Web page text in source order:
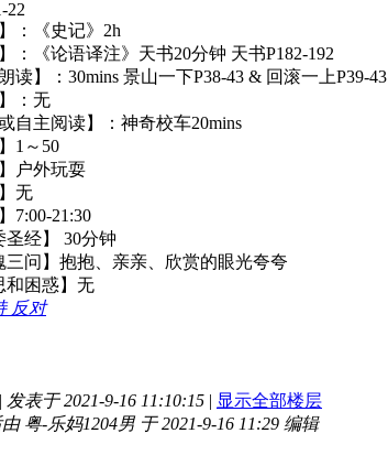
22
：《史记》2h
：《论语译注》天书20分钟 天书P182-192
读】：30mins 景山一下P38-43 & 回滚一上P39-43
：无
自主阅读】：神奇校车20mins
1～50
户外玩耍
无
7:00-21:30
圣经】 30分钟
三问】抱抱、亲亲、欣赏的眼光夸夸
和困惑】无
反对
| 发表于 2021-9-16 11:10:15 | 显示全部楼层
粤-乐妈1204男 于 2021-9-16 11:29 编辑